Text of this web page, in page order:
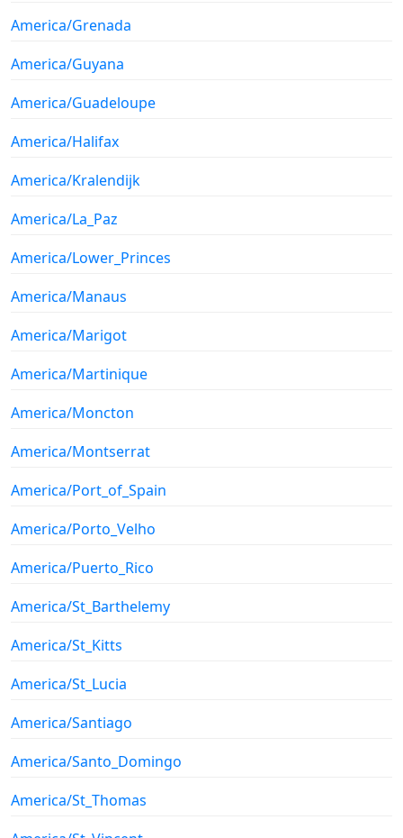
America/Grenada
America/Guyana
America/Guadeloupe
America/Halifax
America/Kralendijk
America/La_Paz
America/Lower_Princes
America/Manaus
America/Marigot
America/Martinique
America/Moncton
America/Montserrat
America/Port_of_Spain
America/Porto_Velho
America/Puerto_Rico
America/St_Barthelemy
America/St_Kitts
America/St_Lucia
America/Santiago
America/Santo_Domingo
America/St_Thomas